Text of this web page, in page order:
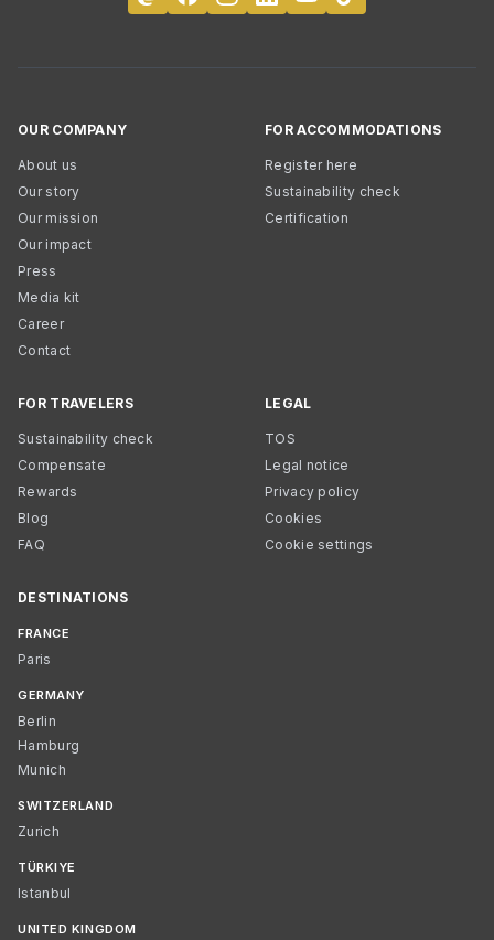
OUR COMPANY
About us
Our story
Our mission
Our impact
Press
Media kit
Career
Contact
FOR ACCOMMODATIONS
Register here
Sustainability check
Certification
FOR TRAVELERS
Sustainability check
Compensate
Rewards
Blog
FAQ
LEGAL
TOS
Legal notice
Privacy policy
Cookies
Cookie settings
DESTINATIONS
FRANCE
Paris
GERMANY
Berlin
Hamburg
Munich
SWITZERLAND
Zurich
TÜRKIYE
Istanbul
UNITED KINGDOM